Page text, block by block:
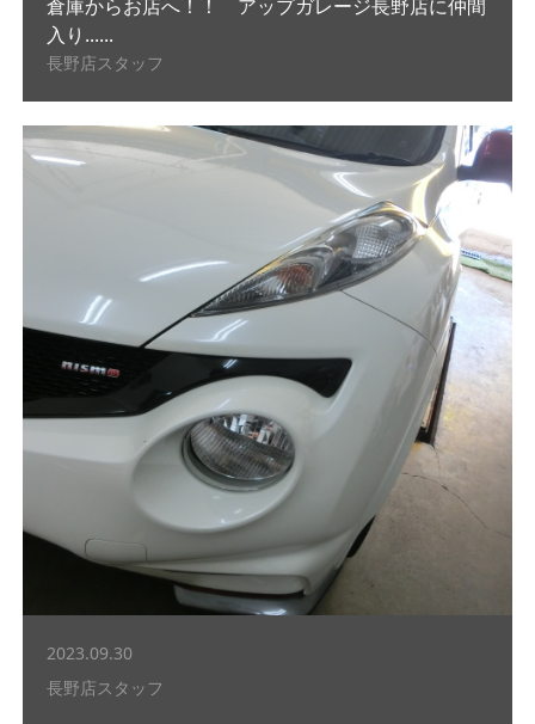
倉庫からお店へ！！ アップガレージ長野店に仲間
入り......
長野店スタッフ
2023.09.30
長野店スタッフ